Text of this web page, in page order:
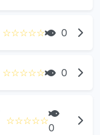
☆☆☆☆☆ 0
☆☆☆☆☆ 0
☆☆☆☆☆
0